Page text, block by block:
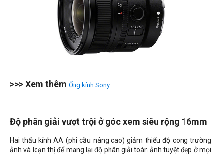
>>> Xem thêm Ống kính Sony
Độ phân giải vượt trội ở góc xem siêu rộng 16mm
Hai thấu kính AA (phi cầu nâng cao) giảm thiểu độ cong trường
ảnh và loạn thị để mang lại độ phân giải toàn ảnh tuyệt đẹp ở mọi